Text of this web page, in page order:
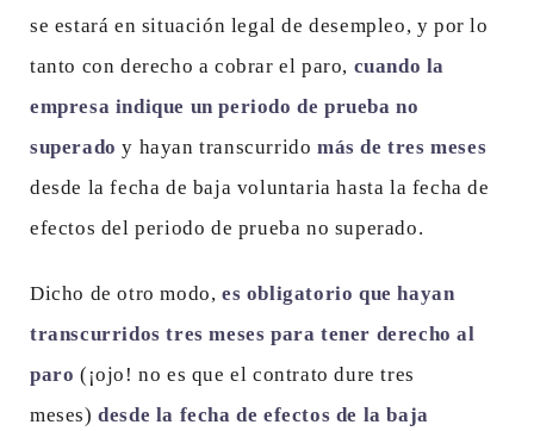
se estará en situación legal de desempleo, y por lo
tanto con derecho a cobrar el paro, cuando la
empresa indique un periodo de prueba no
superado y hayan transcurridomás de tres meses
desde la fecha de baja voluntaria hasta la fecha de
efectos del periodo de prueba no superado.
Dicho de otro modo, es obligatorio que hayan
transcurridos tres meses para tener derecho al
paro (¡ojo! no es que el contrato dure tres
meses)desde la fecha de efectos de la baja